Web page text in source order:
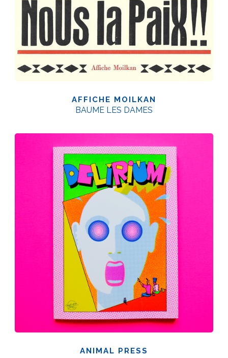
AFFICHE MOILKAN
BAUME LES DAMES
ANIMAL PRESS